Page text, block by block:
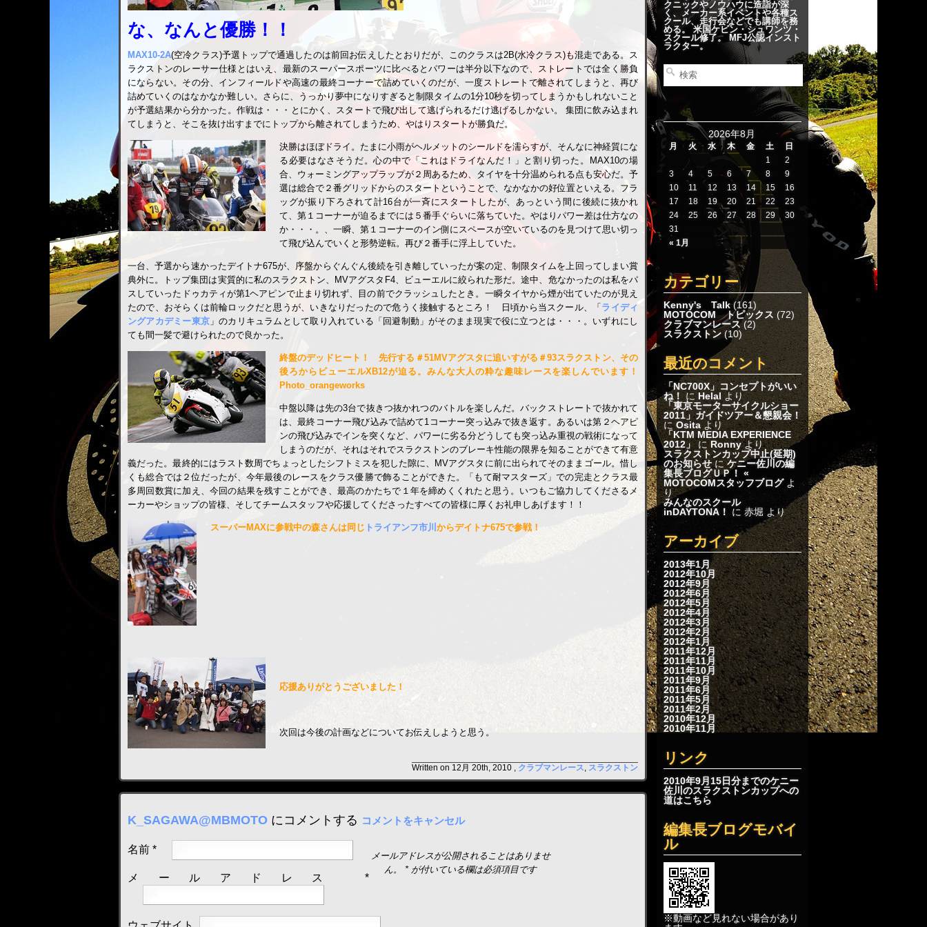
クニックやノウハウに造詣が深
く、メーカー系イベントや各種ス
クール、走行会などでも講師を務
める。 米国ケビン・シュワンツ・
スクール修了。 MFJ公認インスト
ラクター。
2026年8月
月 火 水 木 金 土 日
« 1月
1
2
3
4 5 6 7 8
9
10
11 12 13 14 15
16
17
18 19 20 21 22
23
24
25 26 27 28 29
30
31
カテゴリー
Kenny's Talk(161)
MOTOCOM トピックス (72)
クラブマンレース(2)
スラクストン(10)
最近のコメント
「NC700X」コンセプトがいい
ね！にHelalより
「東京モーターサイクルショー
2011」ガイドツアー＆懇親会！
にOsitaより
「KTM MEDIA EXPERIENCE
2012」に Ronnyより
スラクストンカップ中止(延期)
のお知らせにケニー佐川の編
集長ブログＵＰ！ «
MOTOCOMスタッフブログよ
り
みんなのスクール
inDAYTONA！
に 赤堀 より
アーカイブ
2013年1月
2012年10月
2012年9月
2012年6月
2012年5月
2012年4月
2012年3月
2012年2月
2012年1月
2011年12月
2011年11月
2011年10月
2011年9月
2011年6月
2011年5月
2011年2月
2010年12月
2010年11月
リンク
2010年9月15日分までのケニー
佐川のスラクストンカップへの
道はこちら
編集長ブログモバイ
ル
※動画など見れない場合があり
な、なんと優勝！！
MAX10-2A(空冷クラス)予選トップで通過したのは前回お伝えしたとおりだが、このクラスは2B(水冷クラス)も混走である。ス
ラクストンのレーサー仕様とはいえ、最新のスーパースポーツに比べるとパワーは半分以下なので、ストレートでは全く勝負
にならない。その分、インフィールドや高速の最終コーナーで詰めていくのだが、一度ストレートで離されてしまうと、再び
詰めていくのはなかなか難しい。さらに、うっかり夢中になりすぎると制限タイムの1分10秒を切ってしまうかもしれないこと
が予選結果から分かった。作戦は・・・とにかく、スタートで飛び出して逃げられるだけ逃げるしかない。
集団に飲み込まれ
てしまうと、そこを抜け出すまでにトップから離されてしまうため、やはりスタートが勝負だ。
決勝はほぼドライ。たまに小雨がヘルメットのシールドを濡らすが、そんなに神経質にな
る必要はなさそうだ。心の中で「これはドライなんだ！」と割り切った。MAX10の場
合、ウォーミングアップラップが２周あるため、タイヤを十分温められる点も安心だ。予
選は総合で２番グリッドからのスタートということで、なかなかの好位置といえる。フラ
ッグが振り下ろされて計16台が一斉にスタートしたが、あっという間に後続に抜かれ
て、第１コーナーが迫るまでには５番手ぐらいに落ちていた。やはりパワー差は仕方なの
か・・・。、一瞬、第１コーナーのイン側にスペースが空いているのを見つけて思い切っ
て飛び込んでいくと形勢逆転。再び２番手に浮上していた。
一台、予選から速かったデイトナ675が、序盤からぐんぐん後続を引き離していったが案の定、制限タイムを上回ってしまい賞
典外に。トップ集団は実質的に私のスラクストン、MVアグスタF4、ビューエルに絞られた形だ。途中、危なかったのは私をパ
スしていったドゥカティが第1ヘアピンで止まり切れず、目の前でクラッシュしたとき。一瞬タイヤから煙が出ていたのが見え
たので、おそらくは前輪ロックだと思うが、いきなりだったので危うく接触するところ！ 日頃から当スクール、「 ライディ
ングアカデミー東京」のカリキュラムとして取り入れている「回避制動」がそのまま現実で役に立つとは・・・。いずれにし
ても間一髪で避けられたので良かった。
終盤のデッドヒート！ 先行する＃51MVアグスタに追いすがる＃93スラクストン、その
後ろからビューエルXB12が迫る。みんな大人の粋な趣味レースを楽しんでいます！
Photo_orangeworks
中盤以降は先の3台で抜きつ抜かれつのバトルを楽しんだ。バックストレートで抜かれて
は、最終コーナー飛び込みで詰めて1コーナー突っ込みで抜き返す。あるいは第２ヘアピ
ンの飛び込みでインを突くなど、パワーに劣る分どうしても突っ込み重視の戦術になって
しまうのだが、それはそれでスラクストンのブレーキ性能の限界を知ることができて有意
義だった。最終的にはラスト数周でちょっとしたシフトミスを犯した隙に、MVアグスタに前に出られてそのままゴール。惜し
くも総合では２位だったが、今年最後のレースをクラス優勝で飾ることができた。「もて耐マスターズ」での完走とクラス最
多周回数賞に加え、今回の結果を残すことができ、最高のかたちで１年を締めくくれたと思う。いつもご協力してくださるメ
ーカーやショップの皆様、そしてチームスタッフや応援してくださったすべての皆様に厚くお礼申しあげます！！
スーパーMAXに参戦中の森さんは同じ トライアンフ市川 からデイトナ675で参戦！
応援ありがとうございました！
次回は今後の計画などについてお伝えしようと思う。
Written on 12月 20th, 2010 , クラブマンレース, スラクストン
K_SAGAWA@MBMOTO にコメントする コメントをキャンセル
メールアドレスが公開されることはありませ
ん。 *が付いている欄は必須項目です
名前 *
メールアドレス *